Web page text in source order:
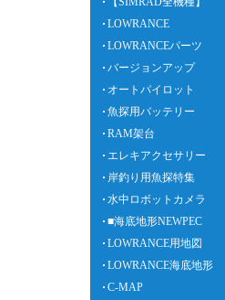
LOWRANCE
LOWRANCEパーツ
バージョンアップ
オートパイロット
魚探用バッテリー
RAM架台
エレキアクセサリー
岸釣り用魚探特集
水中ロボットカメラ
■海底地形NEWPEC
LOWRANCE用地図
LOWRANCE海底地形
C-MAP